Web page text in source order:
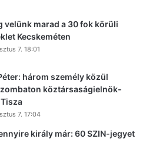
velünk marad a 30 fok körüli
Kecskeméten
7. 18:01
három személy közül
köztársaságielnök-
7. 17:04
király már: 60 SZIN-jegyet